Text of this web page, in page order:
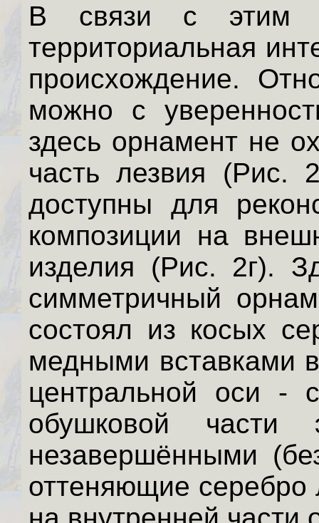
В связи с этим
территориальная
происхождение.
можно с
здесь орнамент не
часть лезвия (Рис.
доступны для
композиции на
изделия (Рис. 2г).
симметричный
состоял из косых
медными вставками
центральной оси -
обушковой части
незавершёнными
оттеняющие серебро